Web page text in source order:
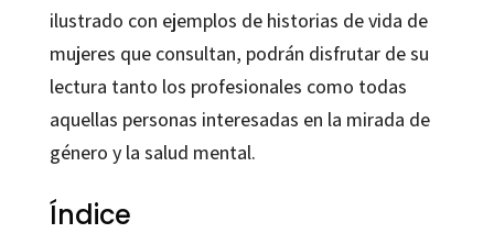
ilustrado con ejemplos de historias de vida de
mujeres que consultan, podrán disfrutar de su
lectura tanto los profesionales como todas
aquellas personas interesadas en la mirada de
género y la salud mental.
Índice